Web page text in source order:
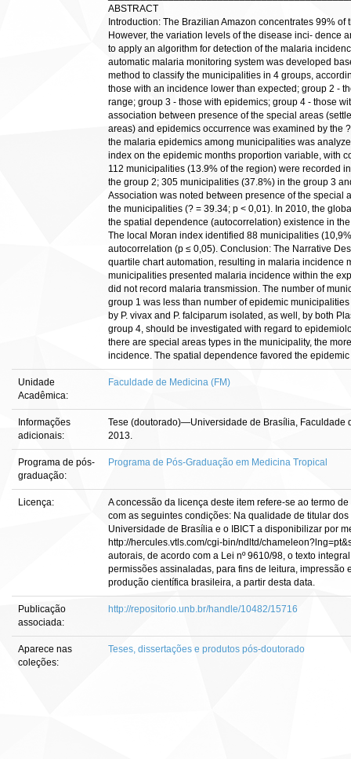
ABSTRACT
Introduction: The Brazilian Amazon concentrates 99%
However, the variation levels of the disease inci- dence
to apply an algorithm for detection of the malaria
automatic malaria monitoring system was developed
method to classify the municipalities in 4 groups,
those with an incidence lower than expected; group 2 -
range; group 3 - those with epidemics; group 4 - those
association between presence of the special areas
areas) and epidemics occurrence was examined by the
the malaria epidemics among municipalities was
index on the epidemic months proportion variable, with
112 municipalities (13.9% of the region) were recorded
the group 2; 305 municipalities (37.8%) in the group 3
Association was noted between presence of the special
the municipalities (? = 39.34; p < 0,01). In 2010, the
the spatial dependence (autocorrelation) existence in
The local Moran index identified 88 municipalities
autocorrelation (p ≤ 0,05). Conclusion: The Narrative
quartile chart automation, resulting in malaria incidence
municipalities presented malaria incidence within the
did not record malaria transmission. The number of
group 1 was less than number of epidemic
by P. vivax and P. falciparum isolated, as well, by both
group 4, should be investigated with regard to
there are special areas types in the municipality, the
incidence. The spatial dependence favored the
Unidade
Acadêmica:
Faculdade de Medicina (FM)
Informações
adicionais:
Tese (doutorado)—Universidade de Brasília, Faculdade
2013.
Programa de pós-
graduação:
Programa de Pós-Graduação em Medicina Tropical
Licença:
A concessão da licença deste item refere-se ao termo
com as seguintes condições: Na qualidade de titular
Universidade de Brasília e o IBICT a disponibilizar por
http://hercules.vtls.com/cgi-bin/ndltd/
autorais, de acordo com a Lei nº 9610/98, o texto
permissões assinaladas, para fins de leitura, impressão
produção científica brasileira, a partir desta data.
Publicação
associada:
http://repositorio.unb.br/handle/10482/15716
Aparece nas
coleções:
Teses, dissertações e produtos pós-doutorado